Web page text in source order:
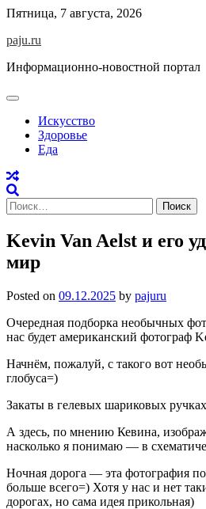
Skip
content
Пятница, 7 августа, 2026
paju.ru
Информационно-новостной портал
Искусство
Здоровье
Еда
Найти:
Kevin Van Aelst и его
мир
Posted on 09.12.2025 by pajuru
Очередная подборка необычных
нас будет американский фотограф
Начнём, пожалуй, с такого вот
глобуса=)
Закаты в гелевых шариковых ручках
А здесь, по мнению Кевина,
насколько я понимаю — в
Ночная дорога — эта фотография
больше всего=) Хотя у нас и нет
дорогах, но сама идея прикольная)